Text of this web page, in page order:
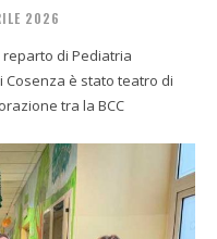
2026
di Pediatria
è stato teatro di
tra la BCC